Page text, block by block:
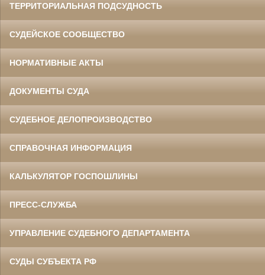
ТЕРРИТОРИАЛЬНАЯ ПОДСУДНОСТЬ
СУДЕЙСКОЕ СООБЩЕСТВО
НОРМАТИВНЫЕ АКТЫ
ДОКУМЕНТЫ СУДА
СУДЕБНОЕ ДЕЛОПРОИЗВОДСТВО
СПРАВОЧНАЯ ИНФОРМАЦИЯ
КАЛЬКУЛЯТОР ГОСПОШЛИНЫ
ПРЕСС-СЛУЖБА
УПРАВЛЕНИЕ СУДЕБНОГО ДЕПАРТАМЕНТА
СУДЫ СУБЪЕКТА РФ